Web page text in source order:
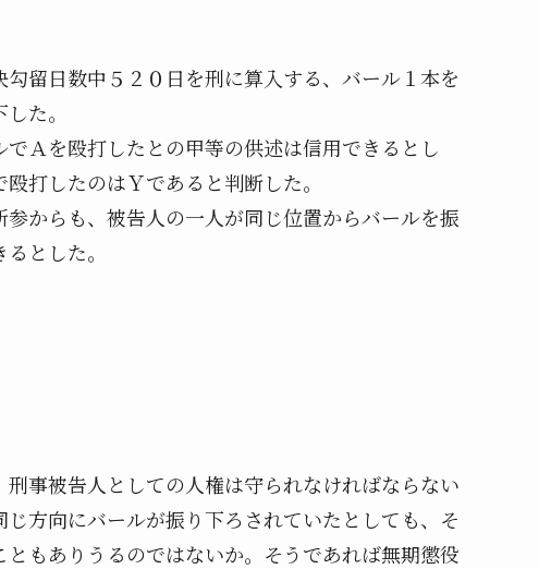
留日数中５２０日を刑に算入する、バール１本を
た。
Ａを殴打したとの甲等の供述は信用できるとし
打したのはＹであると判断した。
からも、被告人の一人が同じ位置からバールを振
とした。
事被告人としての人権は守られなければならない
方向にバールが振り下ろされていたとしても、そ
もありうるのではないか。そうであれば無期懲役